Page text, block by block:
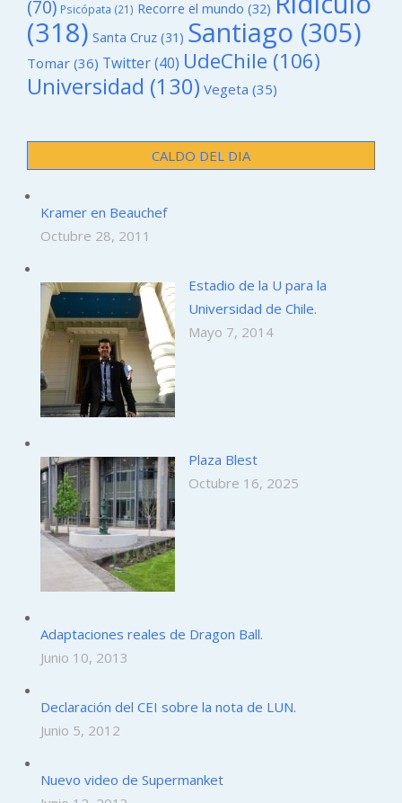
(70) Psicópata (21) Recorre el mundo (32)
(318) Santa Cruz (31) Santiago (305)
Tomar (36) Twitter(40) UdeChile (106)
Universidad (130) Vegeta (35)
CALDO DEL DIA
Kramer en Beauchef
Octubre 28, 2011
Estadio de la U para la
Universidad de Chile.
Mayo 7, 2014
Plaza Blest
Octubre 16, 2025
Adaptaciones reales de Dragon Ball.
Junio 10, 2013
Declaración del CEI sobre la nota de LUN.
Junio 5, 2012
Nuevo video de Supermanket